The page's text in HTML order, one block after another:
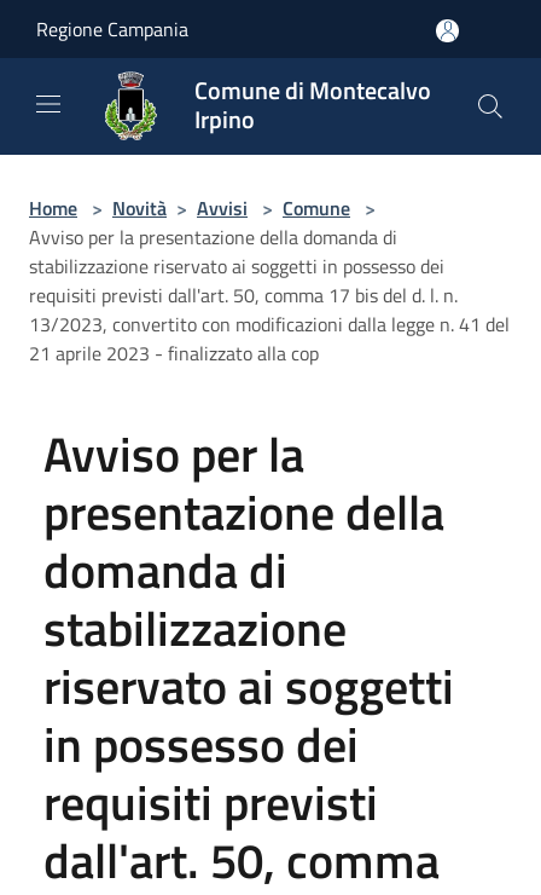
Regione Campania
Comune di Montecalvo
Irpino
Home > Novità > Avvisi > Comune >
Avviso per la presentazione della domanda di
stabilizzazione riservato ai soggetti in possesso dei
requisiti previsti dall'art. 50, comma 17 bis del d. l. n.
13/2023, convertito con modificazioni dalla legge n. 41 del
21 aprile 2023 - finalizzato alla cop
Avviso per la
presentazione della
domanda di
stabilizzazione
riservato ai soggetti
in possesso dei
requisiti previsti
dall'art. 50, comma